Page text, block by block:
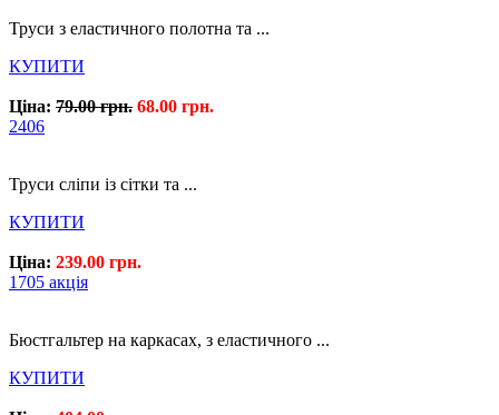
Труси з еластичного полотна та ...
КУПИТИ
Ціна: 79.00 грн. 68.00 грн.
2406
Труси сліпи із сітки та ...
КУПИТИ
Ціна: 239.00 грн.
1705 акція
Бюстгальтер на каркасах, з еластичного ...
КУПИТИ